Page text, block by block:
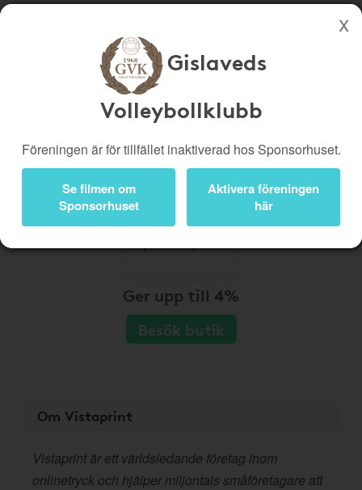
Köp genom denna sida stöttar Gislaveds Volleybollklubb
Bli medlem
Logga in
Gislaveds
Volleybollklubb
Föreningen är för tillfället inaktiverad hos Sponsorhuset.
Se filmen om
Sponsorhuset
Aktivera föreningen
här
Ger upp till 4%
Besök butik
Om Vistaprint
Vistaprint är ett världsledande företag inom
onlinetryck och hjälper miljontals småföretagare att